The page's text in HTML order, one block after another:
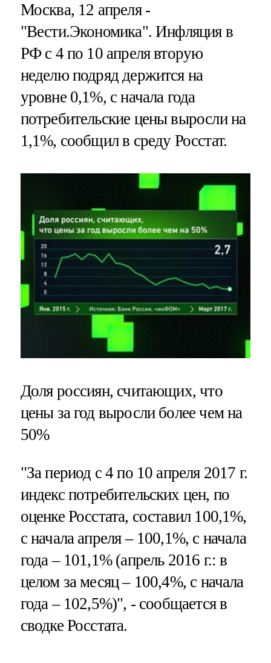
Москва, 12 апреля -
"Вести.Экономика".Инфляция в
РФ с 4 по 10 апреля вторую
неделю подряд держится на
уровне 0,1%, с начала года
потребительские цены выросли на
1,1%, сообщил в среду Росстат.
Доля россиян, считающих, что
цены за год выросли более чем на
50%
"За период с 4 по 10 апреля 2017 г.
индекс потребительских цен, по
оценке Росстата, составил 100,1%,
с начала апреля – 100,1%, с начала
года – 101,1% (апрель 2016 г.: в
целом за месяц – 100,4%, с начала
года – 102,5%)", - сообщается в
сводке Росстата.